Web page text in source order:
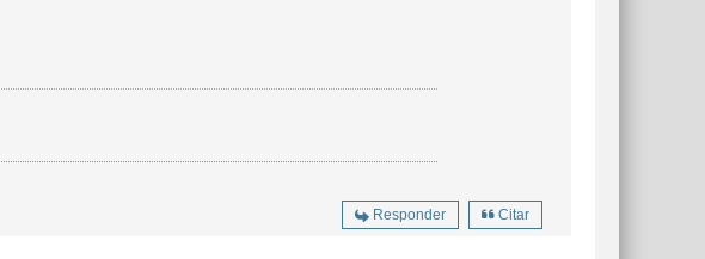
Responder Citar